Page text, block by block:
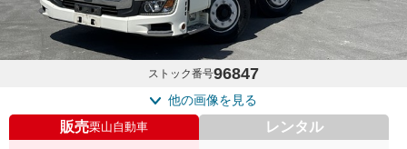
ストック番号96847
他の画像を見る
販売栗山自動車 レンタル